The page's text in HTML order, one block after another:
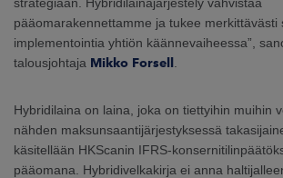
pääomarakennettamme ja tukee merkittävästi
implementointia yhtiön käännevaiheessa”,
talousjohtaja Mikko Forsell
Hybridilaina on laina, joka on tiettyihin muihin
nähden maksunsaantijärjestyksessä
käsitellään HKScanin IFRS-
pääomana. Hybridivelkakirja ei anna